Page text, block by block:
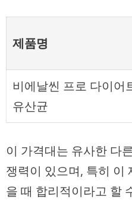
제품명
비에날씬 프로 다이어
유산균
이 가격대는 유사한 다
쟁력이 있으며, 특히 이
을 때 합리적이라고 할